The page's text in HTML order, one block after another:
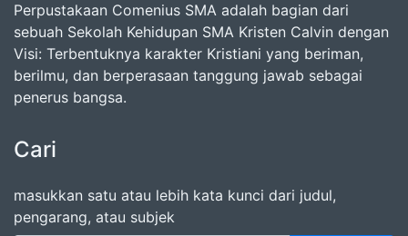
Perpustakaan Comenius SMA adalah bagian dari
sebuah Sekolah Kehidupan SMA Kristen Calvin dengan
Visi: Terbentuknya karakter Kristiani yang beriman,
berilmu, dan berperasaan tanggung jawab sebagai
penerus bangsa.
Cari
masukkan satu atau lebih kata kunci dari judul,
pengarang, atau subjek